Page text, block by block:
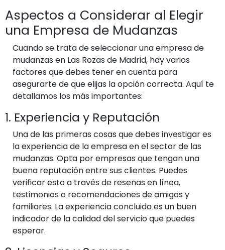
Aspectos a Considerar al Elegir
una Empresa de Mudanzas
Cuando se trata de seleccionar una empresa de
mudanzas en Las Rozas de Madrid, hay varios
factores que debes tener en cuenta para
asegurarte de que elijas la opción correcta. Aquí te
detallamos los más importantes:
1. Experiencia y Reputación
Una de las primeras cosas que debes investigar es
la experiencia de la empresa en el sector de las
mudanzas. Opta por empresas que tengan una
buena reputación entre sus clientes. Puedes
verificar esto a través de reseñas en línea,
testimonios o recomendaciones de amigos y
familiares. La experiencia concluida es un buen
indicador de la calidad del servicio que puedes
esperar.